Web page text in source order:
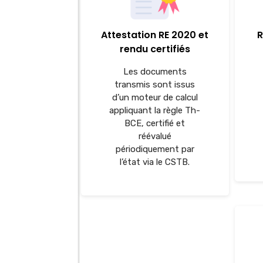
Attestation RE 2020 et
rendu certifiés
Les documents
transmis sont issus
d’un moteur de calcul
appliquant la règle Th-
BCE, certifié et
réévalué
périodiquement par
l’état via le CSTB.